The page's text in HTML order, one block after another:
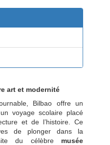
art et modernité
Bilbao offre un
voyage scolaire placé
et de l’histoire. Ce
de plonger dans la
du célèbre musée